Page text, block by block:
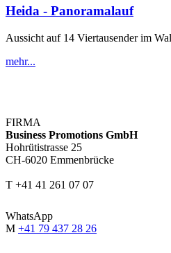
Heida - Panoramalauf
Aussicht auf 14 Viertausender im
mehr...
FIRMA
Business Promotions GmbH
Hohrütistrasse 25
CH-6020 Emmenbrücke
T +41 41 261 07 07
WhatsApp
M +41 79 437 28 26